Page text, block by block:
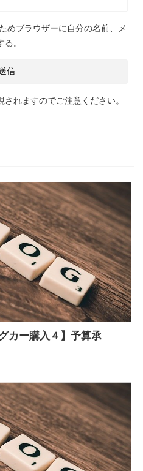
めブラウザーに自分の名前、メ
。
れますのでご注意ください。
カー購入４】予算承